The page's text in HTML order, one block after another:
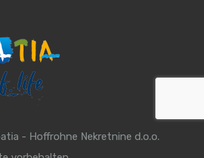
- Hoffrohne Nekretnine d.o.o.